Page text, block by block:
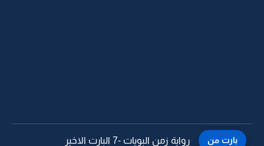
بارت من رواية زمن البويات -7 البارت الاخير